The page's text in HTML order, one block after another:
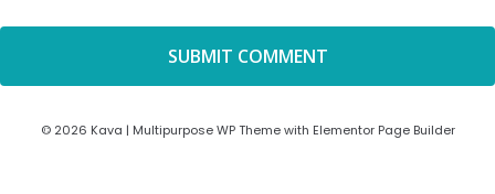
© 2026 Kava | Multipurpose WP Theme with Elementor Page Builder